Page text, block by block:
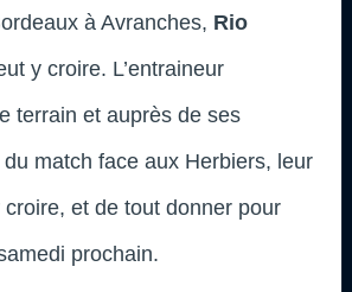
à Avranches, Rio
y croire. L’entraineur
terrain et auprès de ses
match face aux Herbiers, leur
croire, et de tout donner pour
prochain.